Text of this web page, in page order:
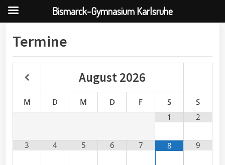
Termine
August2026
M D M D F S
S
1
2
3 4 5 6 7 8 9
Bismarck-Gymnasium Karlsruhe